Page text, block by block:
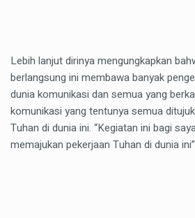
Lebih lanjut dirinya mengungkapkan
berlangsung ini membawa banyak
dunia komunikasi dan semua yang
komunikasi yang tentunya semua
Tuhan di dunia ini. “Kegiatan ini bagi
memajukan pekerjaan Tuhan di dunia